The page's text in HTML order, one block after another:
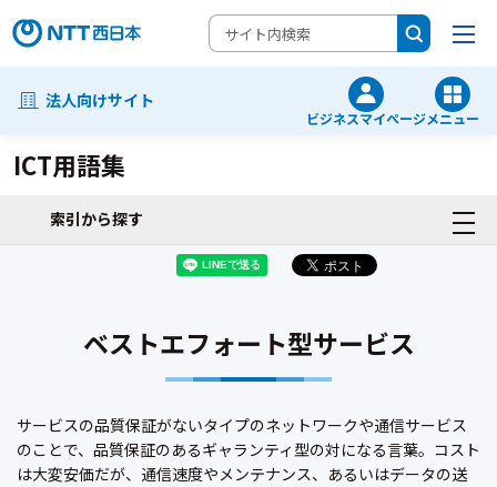
法人向けサイト
ビジネスマイページメニュー
ICT用語集
索引から探す
ベストエフォート型サービス
サービスの品質保証がないタイプのネットワークや通信サービス
のことで、品質保証のあるギャランティ型の対になる言葉。コスト
は大変安価だが、通信速度やメンテナンス、あるいはデータの送